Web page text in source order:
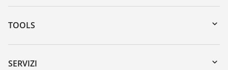
TOOLS
Downloads
Ricerca numero di serie
SERVIZI